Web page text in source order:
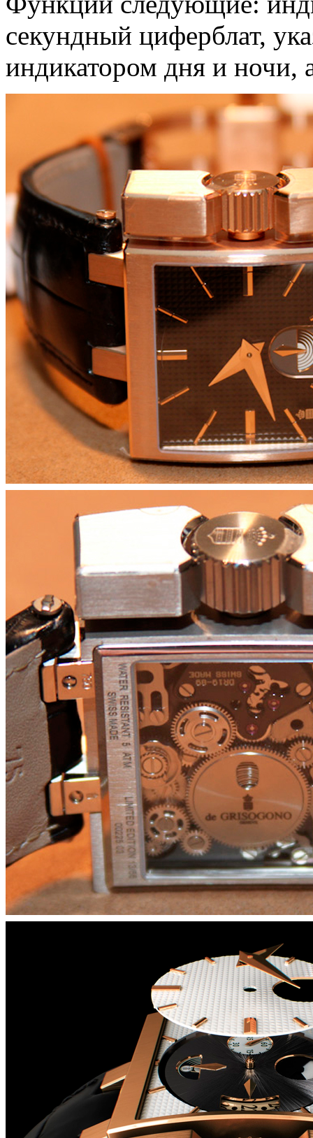
секундный циферблат,
индикатором дня и ночи,